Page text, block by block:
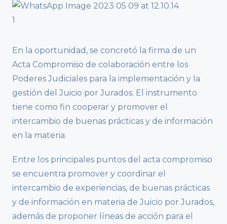
En la oportunidad, se concretó la firma de un
Acta Compromiso de colaboración entre los
Poderes Judiciales para la implementación y la
gestión del Juicio por Jurados. El instrumento
tiene como fin cooperar y promover el
intercambio de buenas prácticas y de información
en la materia.
Entre los principales puntos del acta compromiso
se encuentra promover y coordinar el
intercambio de experiencias, de buenas prácticas
y de información en materia de Juicio por Jurados,
además de proponer líneas de acción para el